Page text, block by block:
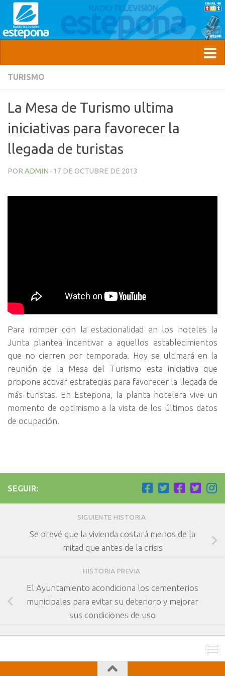
TURISMO
La Mesa de Turismo ultima
iniciativas para favorecer la
llegada de turistas
POR ADMIN · 17 DE OCTUBRE DE 2013
Para romper con la estacionalidad en los hoteles la
Junta plantea incentivar a aquellos establecimientos
que no cierren por temporada. Hoy se ultimará en la
reunión de la Mesa del Turismo esta iniciativa que
propone activar estrategias para favorecer la llegada de
más turistas. En Estepona, la planta hotelera vive un
momento de optimismo a la vista de los últimos datos
de ocupación.
SEGUIR:
SIGUIENTE HISTORIA
Se prevé que la vivienda costará menos de la
mitad que antes de la crisis
HISTORIA PREVIA
El Ayuntamiento acondiciona los cementerios
municipales para evitar su deterioro y mejorar
sus condiciones de uso